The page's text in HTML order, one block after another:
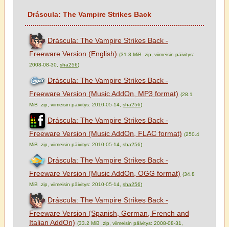
Dráscula: The Vampire Strikes Back
Dráscula: The Vampire Strikes Back -
Freeware Version (English) (31.3 MiB .zip, viimeisin päivitys:
2008-08-30, sha256)
Dráscula: The Vampire Strikes Back -
Freeware Version (Music AddOn, MP3 format) (28.1
MiB .zip, viimeisin päivitys: 2010-05-14, sha256)
Dráscula: The Vampire Strikes Back -
Freeware Version (Music AddOn, FLAC format) (250.4
MiB .zip, viimeisin päivitys: 2010-05-14, sha256)
Dráscula: The Vampire Strikes Back -
Freeware Version (Music AddOn, OGG format) (34.8
MiB .zip, viimeisin päivitys: 2010-05-14, sha256)
Dráscula: The Vampire Strikes Back -
Freeware Version (Spanish, German, French and
Italian AddOn) (33.2 MiB .zip, viimeisin päivitys: 2008-08-31,